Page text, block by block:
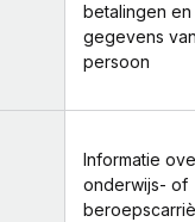
betalingen
gegevens
persoon
Informatie
onderwijs- of